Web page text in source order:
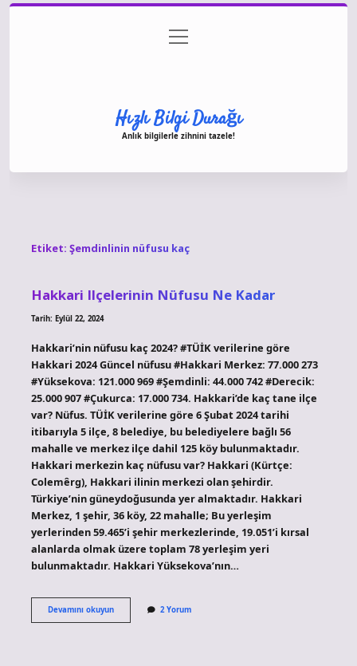
Gizlilik Politikası
menüyü
aç
Hızlı Bilgi Durağı
Anlık bilgilerle zihnini tazele!
Etiket: Şemdinlinin nüfusu kaç
Hakkari Ilçelerinin Nüfusu Ne Kadar
Tarih: Eylül 22, 2024
Hakkari’nin nüfusu kaç 2024? #TÜİK verilerine göre
Hakkari 2024 Güncel nüfusu #Hakkari Merkez: 77.000 273
#Yüksekova: 121.000 969 #Şemdinli: 44.000 742 #Derecik:
25.000 907 #Çukurca: 17.000 734. Hakkari’de kaç tane ilçe
var? Nüfus. TÜİK verilerine göre 6 Şubat 2024 tarihi
itibarıyla 5 ilçe, 8 belediye, bu belediyelere bağlı 56
mahalle ve merkez ilçe dahil 125 köy bulunmaktadır.
Hakkari merkezin kaç nüfusu var? Hakkari (Kürtçe:
Colemêrg), Hakkari ilinin merkezi olan şehirdir.
Türkiye’nin güneydoğusunda yer almaktadır. Hakkari
Merkez, 1 şehir, 36 köy, 22 mahalle; Bu yerleşim
yerlerinden 59.465’i şehir merkezlerinde, 19.051’i kırsal
alanlarda olmak üzere toplam 78 yerleşim yeri
bulunmaktadır. Hakkari Yüksekova’nın…
Devamını okuyunHakkari
Ilçelerinin
2 Yorum